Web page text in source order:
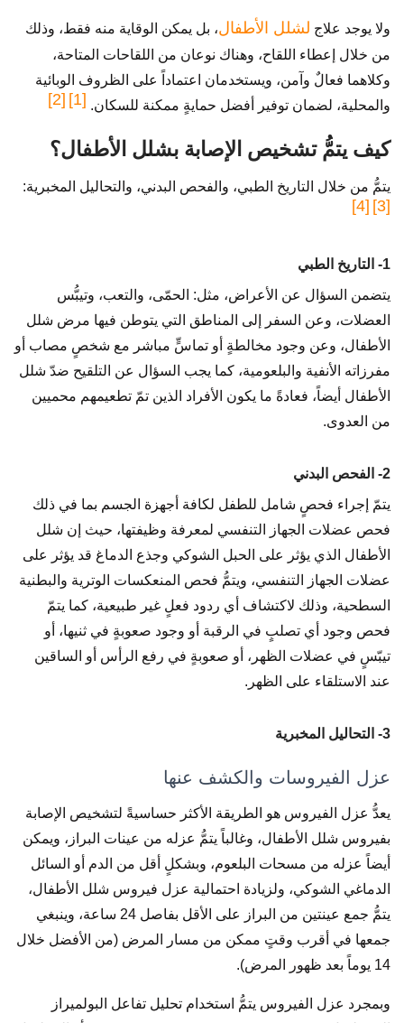
ولا يوجد علاج لشلل الأطفال، بل يمكن الوقاية منه فقط، وذلك
من خلال إعطاء اللقاح، وهناك نوعان من اللقاحات المتاحة،
وكلاهما فعالٌ وآمن، ويستخدمان اعتماداً على الظروف الوبائية
والمحلية، لضمان توفير أفضل حمايةٍ ممكنة للسكان. [1]
[2]
كيف يتمُّ تشخيص الإصابة بشلل الأطفال؟
يتمُّ من خلال التاريخ الطبي، والفحص البدني، والتحاليل المخبرية:
[3]
[4]
1- التاريخ الطبي
يتضمن السؤال عن الأعراض، مثل: الحمّى، والتعب، وتيبُّس
العضلات، وعن السفر إلى المناطق التي يتوطن فيها مرض شلل
الأطفال، وعن وجود مخالطةٍ أو تماسٍّ مباشر مع شخصٍ مصاب أو
مفرزاته الأنفية والبلعومية، كما يجب السؤال عن التلقيح ضدّ شلل
الأطفال أيضاً، فعادةً ما يكون الأفراد الذين تمّ تطعيمهم محميين
من العدوى.
2- الفحص البدني
يتمّ إجراء فحصٍ شامل للطفل لكافة أجهزة الجسم بما في ذلك
فحص عضلات الجهاز التنفسي لمعرفة وظيفتها، حيث إن شلل
الأطفال الذي يؤثر على الحبل الشوكي وجذع الدماغ قد يؤثر على
عضلات الجهاز التنفسي، ويتمُّ فحص المنعكسات الوترية والبطنية
السطحية، وذلك لاكتشاف أي ردود فعلٍ غير طبيعية، كما يتمّ
فحص وجود أي تصلبٍ في الرقبة أو وجود صعوبةٍ في ثنيها، أو
تيبّسٍ في عضلات الظهر، أو صعوبةٍ في رفع الرأس أو الساقين
عند الاستلقاء على الظهر.
3- التحاليل المخبرية
عزل الفيروسات والكشف عنها
يعدُّ عزل الفيروس هو الطريقة الأكثر حساسيةً لتشخيص الإصابة
بفيروس شلل الأطفال، وغالباً يتمُّ عزله من عينات البراز، ويمكن
أيضاً عزله من مسحات البلعوم، وبشكلٍ أقل من الدم أو السائل
الدماغي الشوكي، ولزيادة احتمالية عزل فيروس شلل الأطفال،
يتمُّ جمع عينتين من البراز على الأقل بفاصل 24 ساعة، وينبغي
جمعها في أقرب وقتٍ ممكن من مسار المرض (من الأفضل خلال
14 يوماً بعد ظهور المرض).
وبمجرد عزل الفيروس يتمُّ استخدام تحليل تفاعل البولميراز